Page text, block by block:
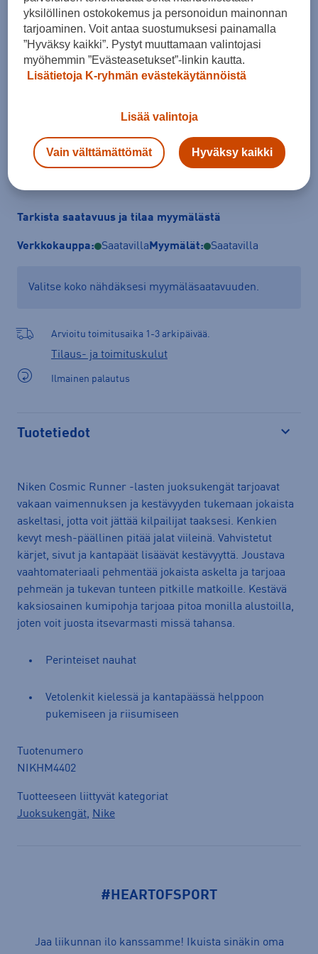
Koko
36,5 37,5 38 38,5 40
Lisää ostoskoriin
Tarkista saatavuus ja tilaa myymälästä
Verkkokauppa: Saatavilla Myymälät: Saatavilla
Valitse koko nähdäksesi myymäläsaatavuuden.
Arvioitu toimitusaika 1-3 arkipäivää.
Tilaus- ja toimituskulut
Ilmainen palautus
Tuotetiedot
Niken Cosmic Runner -lasten juoksukengät tarjoavat
vakaan vaimennuksen ja kestävyyden tukemaan jokaista
askeltasi, jotta voit jättää kilpailijat taaksesi. Kenkien
kevyt mesh-päällinen pitää jalat viileinä. Vahvistetut
kärjet, sivut ja kantapäät lisäävät kestävyyttä. Joustava
vaahtomateriaali pehmentää jokaista askelta ja tarjoaa
pehmeän ja tukevan tunteen pitkille matkoille. Kestävä
kaksiosainen kumipohja tarjoaa pitoa monilla alustoilla,
joten voit juosta itsevarmasti missä tahansa.
Perinteiset nauhat
Vetolenkit kielessä ja kantapäässä helppoon
pukemiseen ja riisumiseen
Tuotenumero
NIKHM4402
Tuotteeseen liittyvät kategoriat
Juoksukengät, Nike
#HEARTOFSPORT
Jaa liikunnan ilo kanssamme! Ikuista sinäkin oma
yksilöllinen ostokokemus ja personoidun mainonnan
tarjoaminen. Voit antaa suostumuksesi painamalla
”Hyväksy kaikki”. Pystyt muuttamaan valintojasi
myöhemmin ”Evästeasetukset”-linkin kautta.
Lisätietoja K-ryhmän evästekäytännöistä
Lisää valintoja
Vain välttämättömät Hyväksy kaikki